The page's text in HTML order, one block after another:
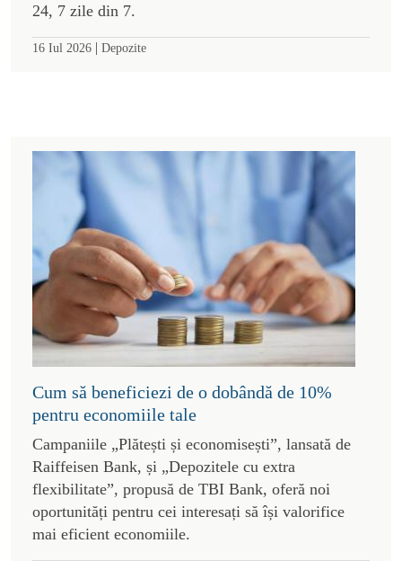
24, 7 zile din 7.
16 Iul 2026 | Depozite
Cum să beneficiezi de o dobândă de 10%
pentru economiile tale
Campaniile „Plătești și economisești”, lansată de
Raiffeisen Bank, și „Depozitele cu extra
flexibilitate”, propusă de TBI Bank, oferă noi
oportunități pentru cei interesați să își valorifice
mai eficient economiile.